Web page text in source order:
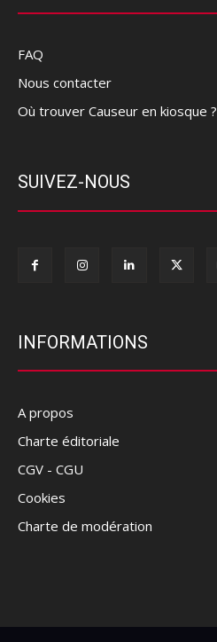
FAQ
Nous contacter
Où trouver Causeur en kiosque ?
SUIVEZ-NOUS
INFORMATIONS
A propos
Charte éditoriale
CGV - CGU
Cookies
Charte de modération